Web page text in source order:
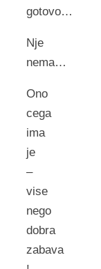
gotovo…
Nje
nema…
Ono
cega
ima
je
–
vise
nego
dobra
zabava